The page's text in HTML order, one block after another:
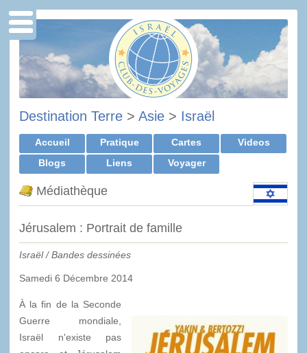
Destination Terre > Asie > Israël
Accueil Pratique Cartes
Videos
Blogs
Liens Voyager
Médiathèque
Jérusalem : Portrait de famille
Israël / Bandes dessinées
Samedi 6 Décembre 2014
À la fin de la Seconde
Guerre mondiale,
Israël n'existe pas